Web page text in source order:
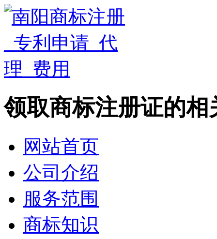
领取商标注册证的相
网站首页
公司介绍
服务范围
商标知识